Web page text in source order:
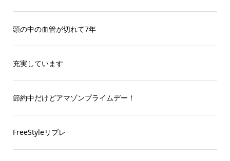
頭の中の血管が切れて7年
充実しています
節約中だけどアマゾンプライムデー！
FreeStyleリブレ